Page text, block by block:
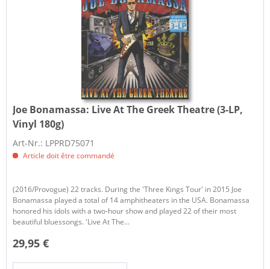
Joe Bonamassa: Live At The Greek Theatre (3-LP,
Vinyl 180g)
Art-Nr.: LPPRD75071
Article doit être commandé
(2016/Provogue) 22 tracks. During the 'Three Kings Tour' in 2015 Joe
Bonamassa played a total of 14 amphitheaters in the USA. Bonamassa
honored his idols with a two-hour show and played 22 of their most
beautiful bluessongs. 'Live At The...
29,95 €